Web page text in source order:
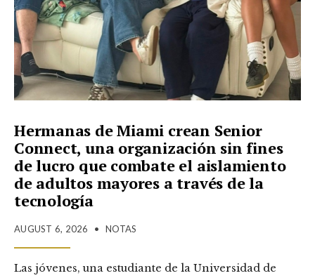
Hermanas de Miami crean Senior
Connect, una organización sin fines
de lucro que combate el aislamiento
de adultos mayores a través de la
tecnología
AUGUST 6, 2026 • NOTAS
Las jóvenes, una estudiante de la Universidad de